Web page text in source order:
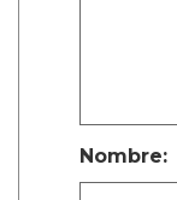
Nombre: